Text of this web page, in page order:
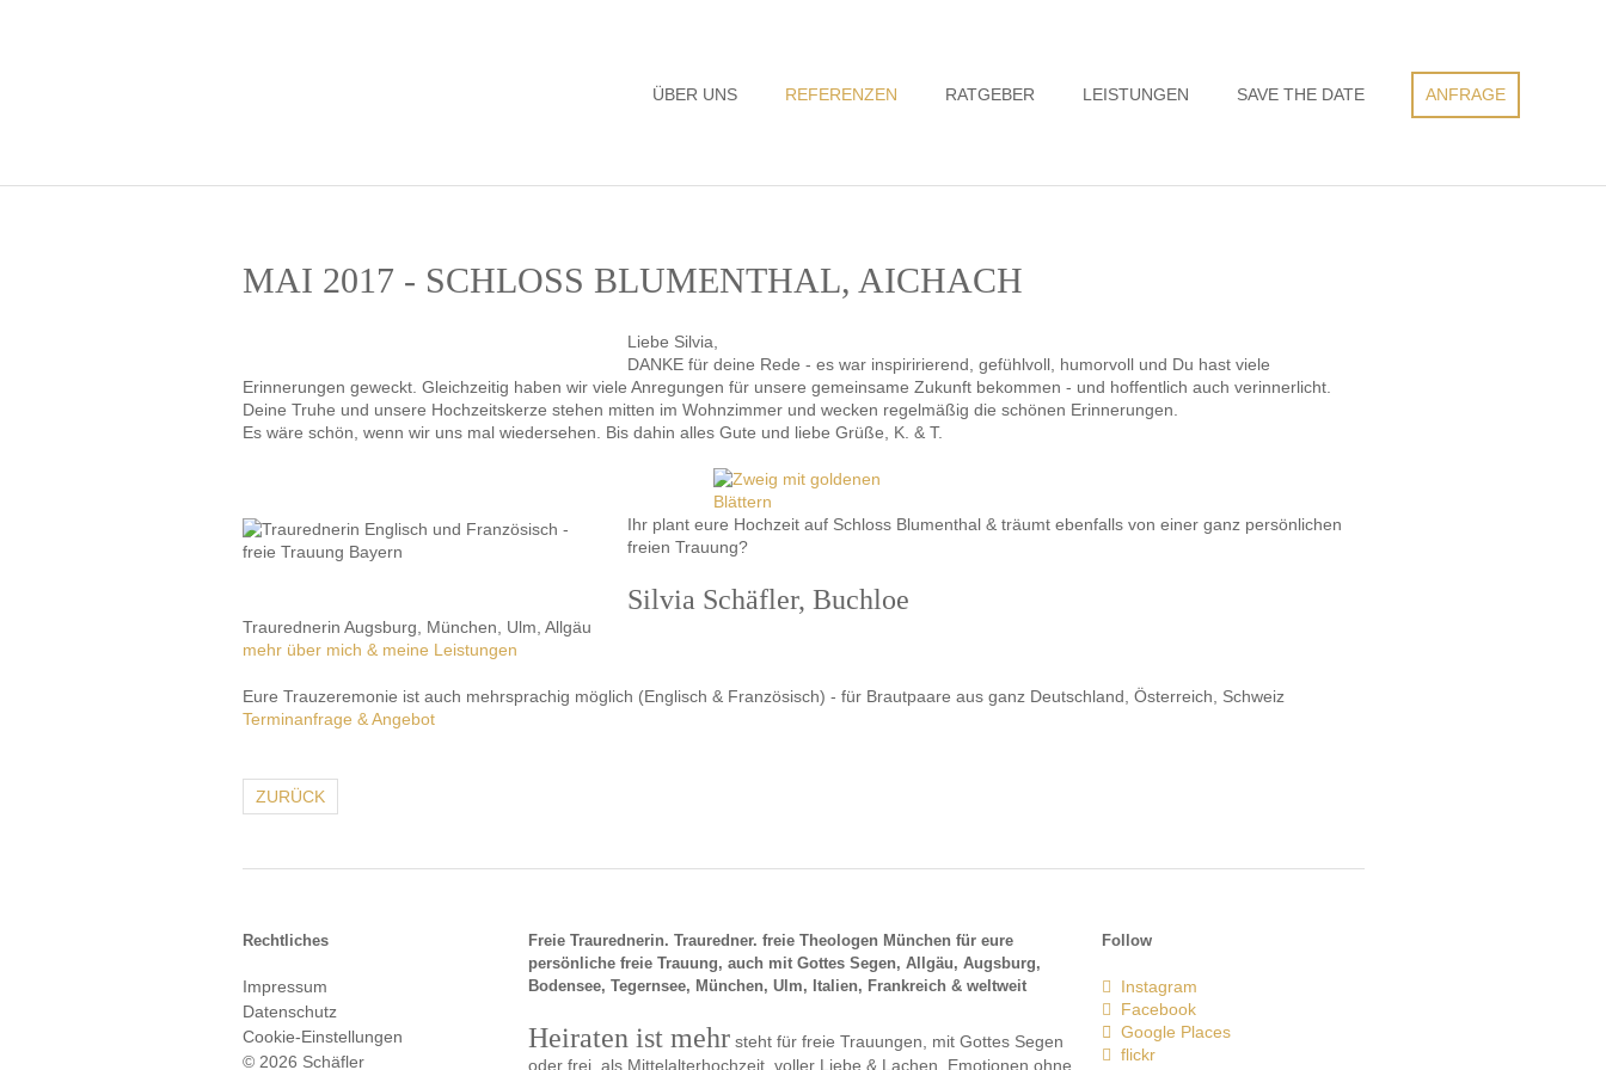
ANFRAGE
Navigation
ÜBER UNS REFERENZEN RATGEBER LEISTUNGEN SAVE THE DATE
MAI 2017 - SCHLOSS BLUMENTHAL, AICHACH
Liebe Silvia,
DANKE für deine Rede - es war inspiririerend, gefühlvoll, humorvoll und Du hast viele
Erinnerungen geweckt. Gleichzeitig haben wir viele Anregungen für unsere gemeinsame Zukunft bekommen - und hoffentlich auch verinnerlicht.
Deine Truhe und unsere Hochzeitskerze stehen mitten im Wohnzimmer und wecken regelmäßig die schönen Erinnerungen.
Es wäre schön, wenn wir uns mal wiedersehen. Bis dahin alles Gute und liebe Grüße, K. & T.
Ihr plant eure Hochzeit auf Schloss Blumenthal & träumt ebenfalls von einer ganz persönlichen
freien Trauung?
Silvia Schäfler, Buchloe
Traurednerin Augsburg, München, Ulm, Allgäu
mehr über mich & meine Leistungen
Eure Trauzeremonie ist auch mehrsprachig möglich (Englisch & Französisch) - für Brautpaare aus ganz Deutschland, Österreich, Schweiz
Terminanfrage & Angebot
ZURÜCK
Rechtliches
Impressum
Datenschutz
Cookie-Einstellungen
© 2026 Schäfler
Freie Traurednerin. Trauredner. freie Theologen München für eure
persönliche freie Trauung, auch mit Gottes Segen, Allgäu, Augsburg,
Bodensee, Tegernsee, München, Ulm, Italien, Frankreich & weltweit
Heiraten ist mehr steht für freie Trauungen, mit Gottes Segen
oder frei, als Mittelalterhochzeit, voller Liebe & Lachen, Emotionen ohne
Follow
Instagram
Facebook
Google Places
flickr